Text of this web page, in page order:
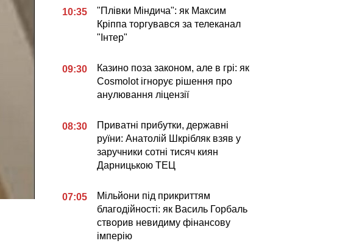
10:35
"Плівки Міндича": як Максим
Кріппа торгувався за телеканал
"Інтер"
09:30
Казино поза законом, але в грі: як
Cosmolot ігнорує рішення про
анулювання ліцензії
08:30
Приватні прибутки, державні
руїни: Анатолій Шкрібляк взяв у
заручники сотні тисяч киян
Дарницькою ТЕЦ
07:05
Мільйони під прикриттям
благодійності: як Василь Горбаль
створив невидиму фінансову
імперію